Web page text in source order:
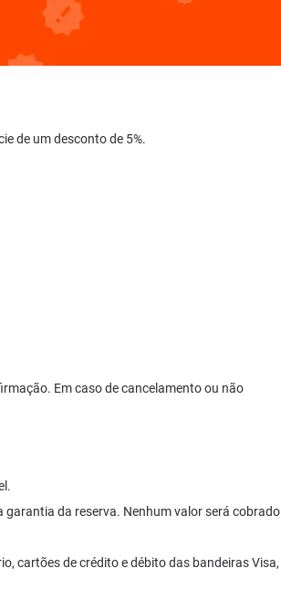
de um desconto de 5%.
Em caso de cancelamento ou não
garantia da reserva. Nenhum valor será cobrado
cartões de crédito e débito das bandeiras Visa,